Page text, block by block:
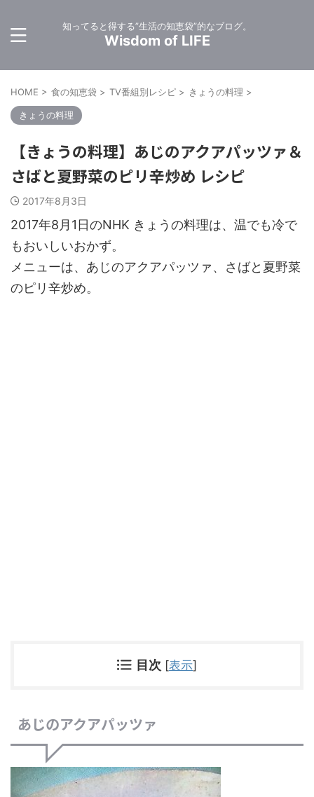
知ってると得する”生活の知恵袋”的なブログ。
Wisdom of LIFE
HOME > 食の知恵袋 > TV番組別レシピ > きょうの料理 >
きょうの料理
【きょうの料理】あじのアクアパッツァ＆
さばと夏野菜のピリ辛炒め レシピ
2017年8月3日
2017年8月1日のNHK きょうの料理は、温でも冷で
もおいしいおかず。
メニューは、あじのアクアパッツァ、さばと夏野菜
のピリ辛炒め。
目次 [表示]
あじのアクアパッツァ